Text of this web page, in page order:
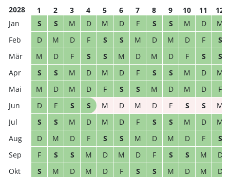
2028 1 2 3 4 5 6 7 8 9 10 11
12
S
S M D M D F S S M D
M
D
M D F S S M D M D F
S
M
D F S S M D M D F S
S
S
S M D M D F S S M D
M
M
D M D F S S M D M D
F
D
F S S M D M D F S S
M
S
S M D M D F S S M D
M
D
M D F S S M D M D F
S
F
S S M D M D F S S M
D
S
M D M D F S S M D M
D